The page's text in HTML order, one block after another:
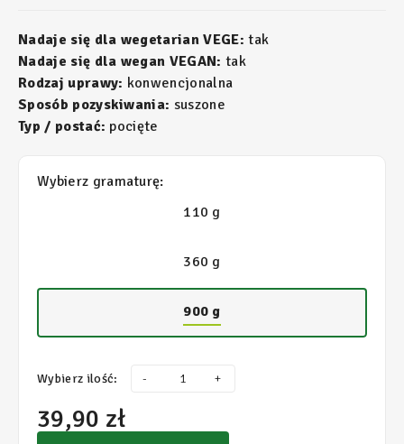
Nadaje się dla wegetarian VEGE: tak
Nadaje się dla wegan VEGAN: tak
Rodzaj uprawy: konwencjonalna
Sposób pozyskiwania: suszone
Typ / postać: pocięte
Wybierz gramaturę:
110 g
360 g
900 g
Wybierz ilość: - +
39,90 zł